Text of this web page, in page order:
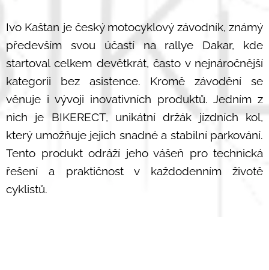
Ivo Kaštan je český motocyklový závodník, známý
především svou účastí na rallye Dakar, kde
startoval celkem devětkrát, často v nejnáročnější
kategorii bez asistence. Kromě závodění se
věnuje i vývoji inovativních produktů. Jedním z
nich je BIKERECT, unikátní držák jízdních kol,
který umožňuje jejich snadné a stabilní parkování.
Tento produkt odráží jeho vášeň pro technická
řešení a praktičnost v každodenním životě
cyklistů.